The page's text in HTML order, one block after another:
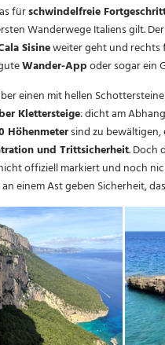
fürschwindelfreie
Wanderwege Italiens gilt.
Sisineweiter geht und rechts
Wander-Appoder sogar ein
einen mit hellen
Klettersteige: dicht am
Höhenmetersind zu
und Trittsicherheit. Doch
offiziell markiert und noch
einem Ast geben Sicherheit,